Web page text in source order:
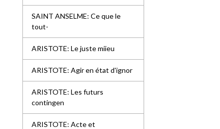
SAINT ANSELME: Ce que le
tout-
ARISTOTE: Le juste miieu
ARISTOTE: Agir en état d'ignor
ARISTOTE: Les futurs
contingen
ARISTOTE: Acte et